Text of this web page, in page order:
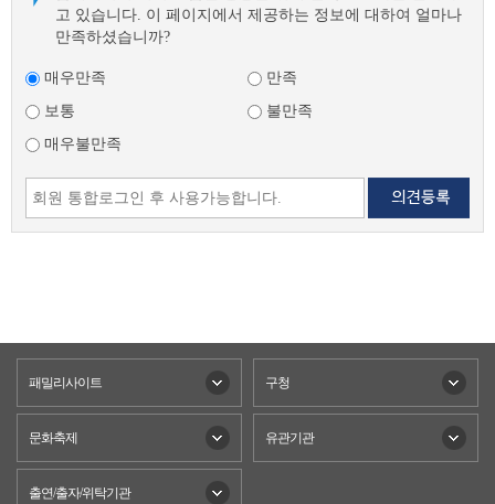
고 있습니다. 이 페이지에서 제공하는 정보에 대하여 얼마나
만족하셨습니까?
매우만족
만족
보통
불만족
매우불만족
패밀리사이트 구청
문화축제 유관기관
출연/출자/위탁기관